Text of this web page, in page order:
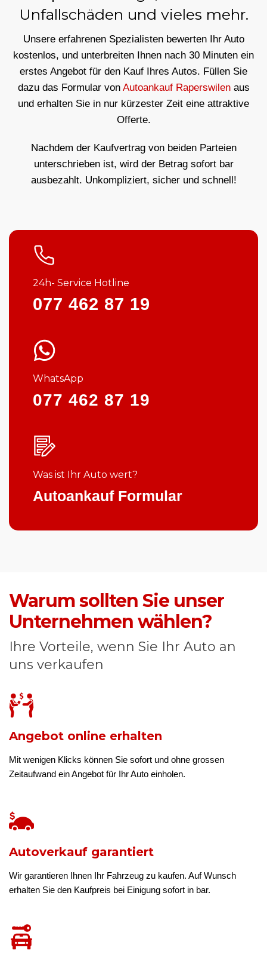
Unfallschäden und vieles mehr.
Unsere erfahrenen Spezialisten bewerten Ihr Auto
kostenlos, und unterbreiten Ihnen nach 30 Minuten ein
erstes Angebot für den Kauf Ihres Autos. Füllen Sie
dazu das Formular von Autoankauf Raperswilenaus
und erhalten Sie in nur kürzester Zeit eine attraktive
Offerte.
Nachdem der Kaufvertrag von beiden Parteien
unterschrieben ist, wird der Betrag sofort bar
ausbezahlt. Unkompliziert, sicher und schnell!
24h- Service Hotline
077 462 87 19
WhatsApp
077 462 87 19
Was ist Ihr Auto wert?
Autoankauf Formular
Warum sollten Sie unser
Unternehmen wählen?
Ihre Vorteile, wenn Sie Ihr Auto an
uns verkaufen
Angebot online erhalten
Mit wenigen Klicks können Sie sofort und ohne grossen
Zeitaufwand ein Angebot für Ihr Auto einholen.
Autoverkauf garantiert
Wir garantieren Ihnen Ihr Fahrzeug zu kaufen. Auf Wunsch
erhalten Sie den Kaufpreis bei Einigung sofort in bar.